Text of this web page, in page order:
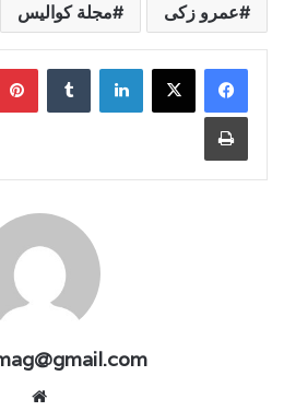
عمرو زكى مجلة كواليس
لينكدإن
طباعة